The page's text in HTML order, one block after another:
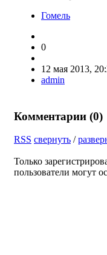
Гомель
0
12 мая 2013,
admin
Комментарии (0)
RSS свернуть /
Только
пользователи могут